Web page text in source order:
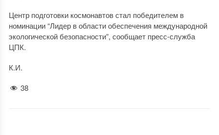
Центр подготовки космонавтов стал победителем в
номинации “Лидер в области обеспечения международной
экологической безопасности”, сообщает пресс-служба
ЦПК.
К.И.
38